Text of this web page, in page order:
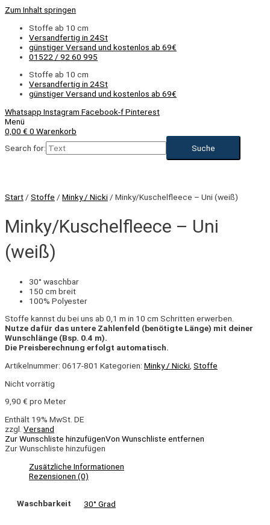
Zum Inhalt springen
Stoffe ab 10 cm
Versandfertig in 24St
günstiger Versand und kostenlos ab 69€
01522 / 92 60 995
Stoffe ab 10 cm
Versandfertig in 24St
günstiger Versand und kostenlos ab 69€
Whatsapp Instagram Facebook-fPinterest
Menü
0,00 € 0 Warenkorb
Search for:
Start / Stoffe / Minky / Nicki / Minky/Kuschelfleece – Uni (weiß)
Minky/Kuschelfleece – Uni
(weiß)
30° waschbar
150 cm breit
100% Polyester
Stoffe kannst du bei uns ab 0,1 m in 10 cm Schritten erwerben.
Nutze dafür das untere Zahlenfeld (benötigte Länge) mit deiner
Wunschlänge (Bsp. 0.4 m).
Die Preisberechnung erfolgt automatisch.
Artikelnummer: 0617-801 Kategorien: Minky / Nicki Stoffe
Nicht vorrätig
9,90 € pro Meter
Enthält 19% MwSt. DE
zzgl. Versand
Zur Wunschliste hinzufügenVon Wunschliste entfernen
Zur Wunschliste hinzufügen
Zusätzliche Informationen
Rezensionen (0)
Waschbarkeit 30° Grad